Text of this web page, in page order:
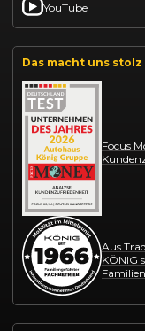
YouTube
Das macht uns stolz
Focus
Aus
KÖNIG